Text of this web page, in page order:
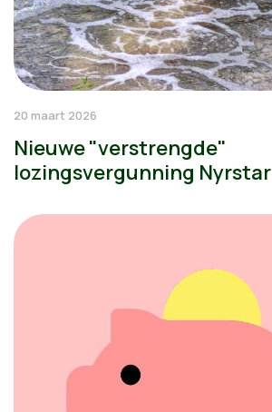
20 maart 2026
Nieuwe "verstrengde"
lozingsvergunning Nyrstar